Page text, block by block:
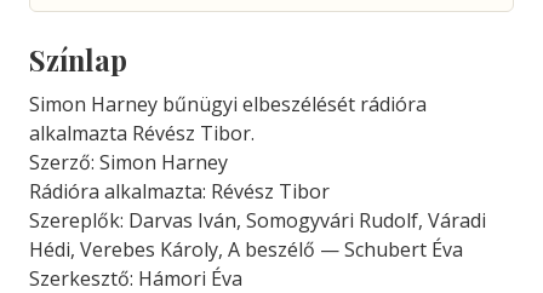
Színlap
Simon Harney bűnügyi elbeszélését rádióra
alkalmazta Révész Tibor.
Szerző: Simon Harney
Rádióra alkalmazta: Révész Tibor
Szereplők: Darvas Iván, Somogyvári Rudolf, Váradi
Hédi, Verebes Károly, A beszélő — Schubert Éva
Szerkesztő: Hámori Éva